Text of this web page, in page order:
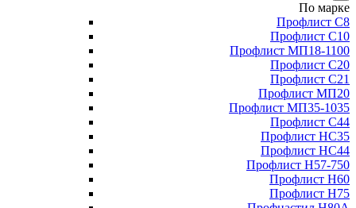
По марке
Профлист С8
Профлист С10
Профлист МП18-1100
Профлист С20
Профлист С21
Профлист МП20
Профлист МП35-1035
Профлист С44
Профлист НС35
Профлист НС44
Профлист Н57-750
Профлист Н60
Профлист Н75